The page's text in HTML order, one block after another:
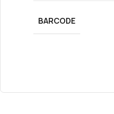
BARCODE